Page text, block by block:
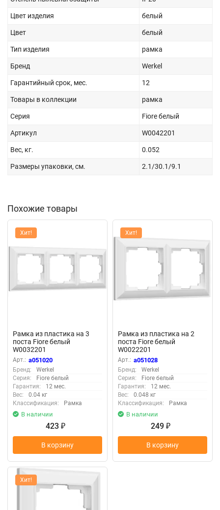
Цвет изделия белый
Цвет белый
Тип изделия рамка
Бренд Werkel
Гарантийный срок, мес. 12
Товары в коллекции рамка
Серия Fiore белый
Артикул W0042201
Вес, кг. 0.052
Размеры упаковки, см. 2.1/30.1/9.1
Похожие товары
Хит!
Рамка из пластика на 3
поста Fiore белый
W0032201
Арт.: a051020
Бренд:
Werkel
Серия:
Fiore белый
Гарантия:
12 мес.
Вес:
0.04 кг
Классификация:
Рамка
В наличии
423 ₽
В корзину
Хит!
Рамка из пластика на 2
поста Fiore белый
W0022201
Арт.: a051028
Бренд:
Werkel
Серия:
Fiore белый
Гарантия:
12 мес.
Вес:
0.048 кг
Классификация:
Рамка
В наличии
249 ₽
В корзину
Хит!